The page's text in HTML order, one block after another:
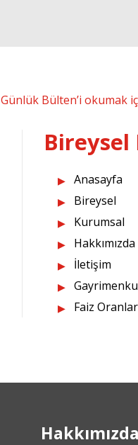
Günlük Bülten’i okumak
Bireysel
Anasayfa
Bireysel
Kurumsal
Hakkımızda
İletişim
Faiz
Hakkımızda